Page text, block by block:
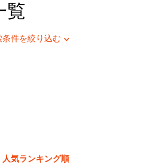
覧
条件を絞り込む
人気ランキング順